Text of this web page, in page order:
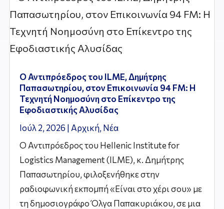
Ο Αντιπρόεδρος του ILME, Δημήτρης
Παπασωτηρίου, στον Επικοινωνία 94 FM: Η
Τεχνητή Νοημοσύνη στο Επίκεντρο της
Εφοδιαστικής Αλυσίδας
Ιούλ 2, 2026 | Αρχική, Νέα
Ο Αντιπρόεδρος του Hellenic Institute for
Logistics Management (ILME), κ. Δημήτρης
Παπασωτηρίου, φιλοξενήθηκε στην
ραδιοφωνική εκπομπή «Είναι στο χέρι σου» με
τη δημοσιογράφο Όλγα Παπακυριάκου, σε μια